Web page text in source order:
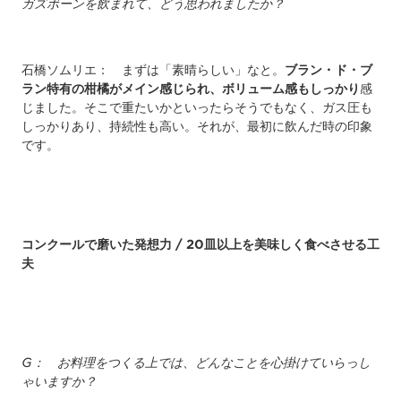
ガズボーンを飲まれて、どう思われましたか？
石橋ソムリエ： まずは「素晴らしい」なと。 ブラン・ド・ブ
ラン特有の柑橘がメイン感じられ、ボリューム感もしっかり感
じました。そこで重たいかといったらそうでもなく、ガス圧も
しっかりあり、持続性も高い。それが、最初に飲んだ時の印象
です。
コンクールで磨いた発想力 / 20 皿以上を美味しく食べさせる工
夫
G ： お料理をつくる上では、どんなことを心掛けていらっし
ゃいますか？